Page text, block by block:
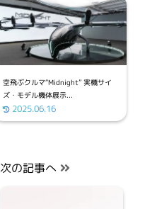
空飛ぶクルマ“Midnight” 実機サイ
ズ・モデル機体展示...
2025.06.16
次の記事へ